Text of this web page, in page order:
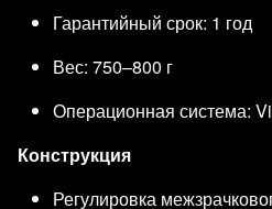
Гарантийный срок: 1 год
Вес: 750–800 г
Операционная система:
Конструкция
Регулировка